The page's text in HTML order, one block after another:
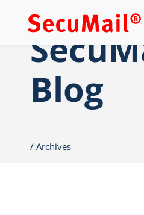
Blog
Archives